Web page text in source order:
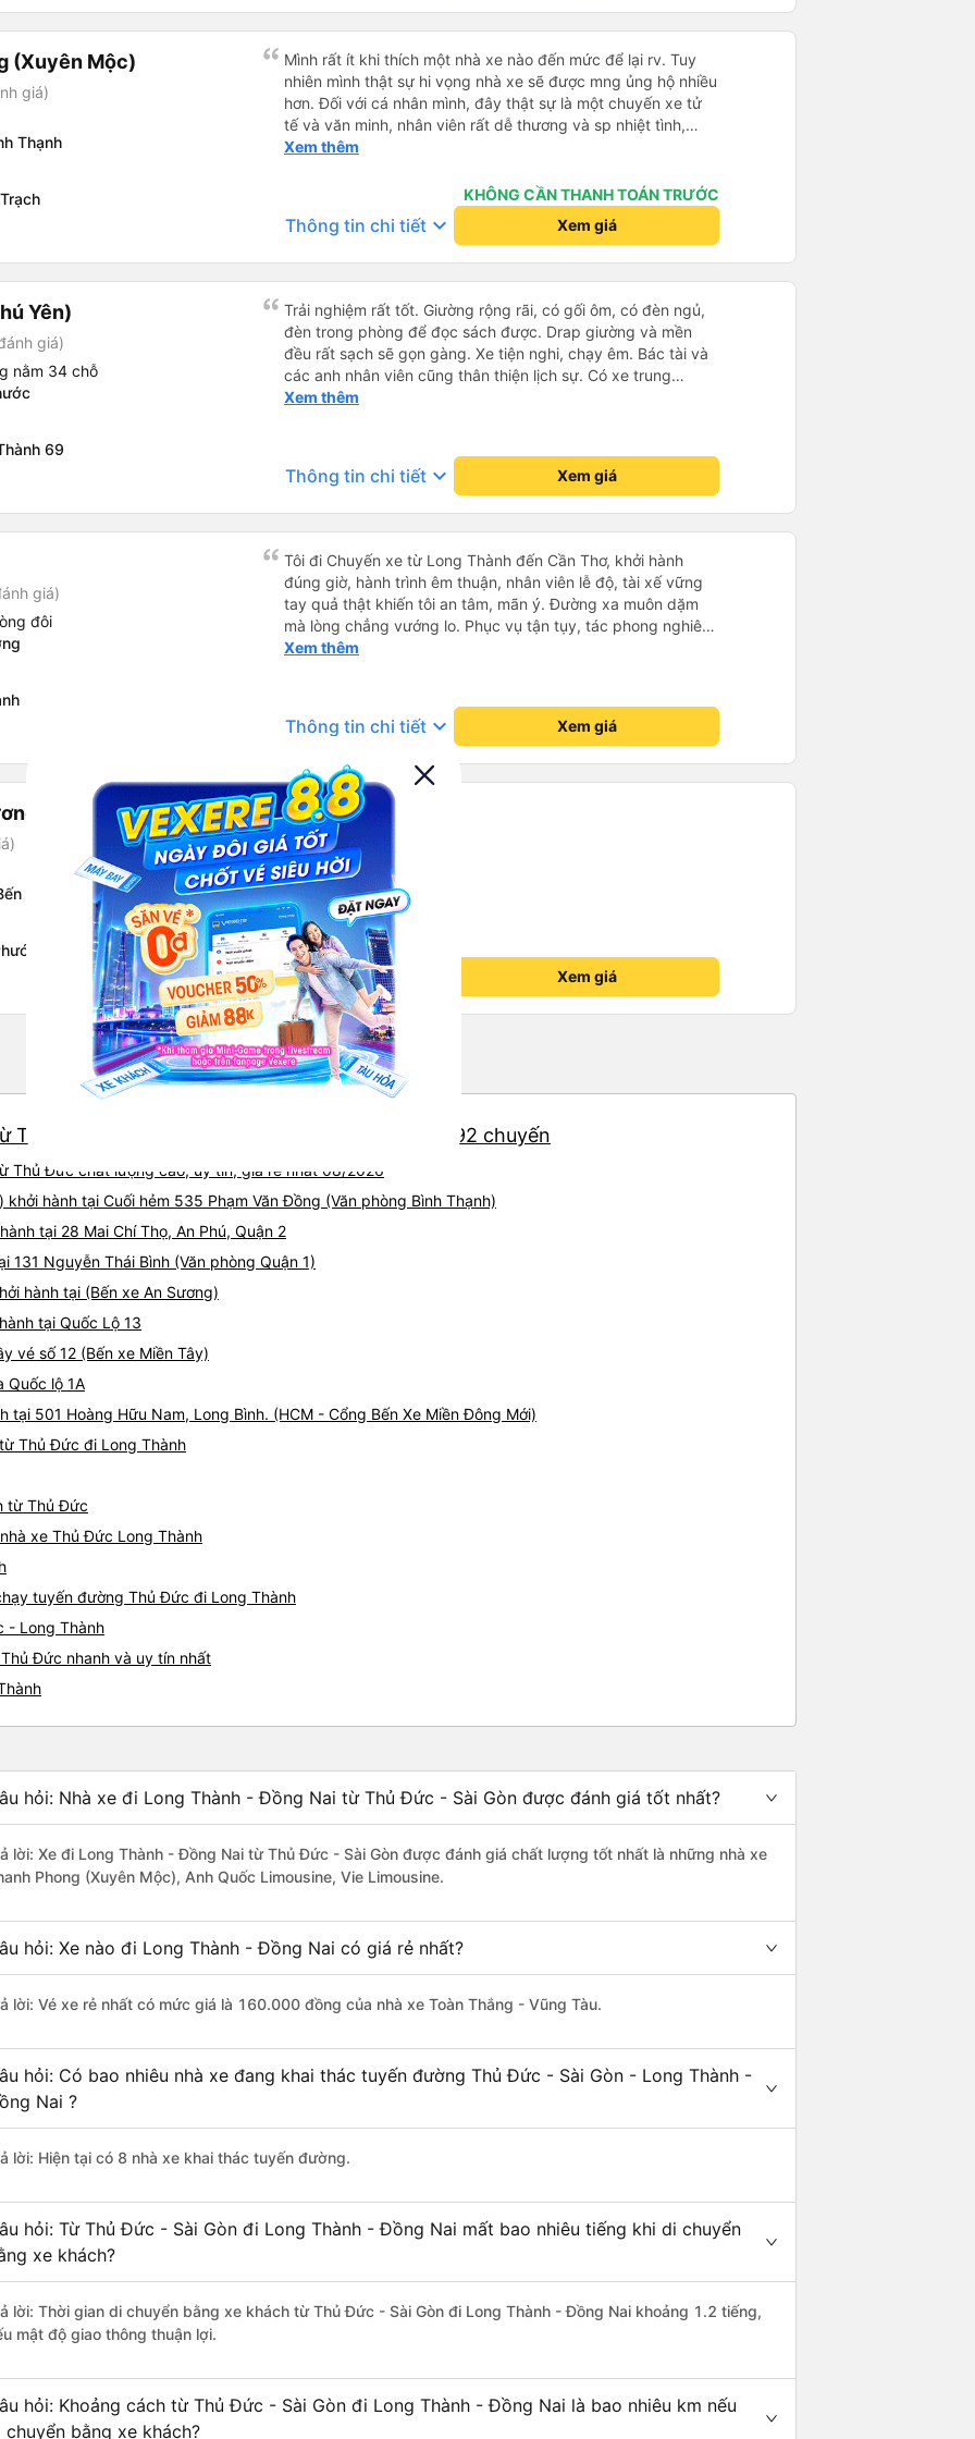
đi vệ sinh. Bạn có thể chọn tùy chọn nơi dừng lại so với dịch
vụ khác. Người lái xe rất giỏi trả khách tại căn hộ của chúng
tôi. Các nhân viên tại văn phòng có thể nói được tiếng Anh
và rất thân thiện. Tôi sẽ giới thiệu công ty dịch vụ vận tải này
cho mọi người để có chuyến đi an toàn.
có dịp đi Vùng Tàu ❤️❤️❤️
(Xuyên Mộc)
giá)
Thạnh
Mình rất ít khi thích một nhà xe nào đến mức để lại rv. Tuy
nhiên mình thật sự hi vọng nhà xe sẽ được mng ủng hộ nhiều
hơn. Đối với cá nhân mình, đây thật sự là một chuyến xe tử
tế và văn minh, nhân viên rất dễ thương và sp nhiệt tình,
chăm sóc tốt và thậm chí có ưu đãi cho hssv, chuyến xe tết
mình đã cảm mến nhà xe và con người ở đây.
Xem thêm
KHÔNG CẦN THANH TOÁN TRƯỚC
Thông tin chi tiết keyboard_arrow_down Xem giá
Yên)
giá)
nằm 34 chỗ
69
Trải nghiệm rất tốt. Giường rộng rãi, có gối ôm, có đèn ngủ,
đèn trong phòng để đọc sách được. Drap giường và mền
đều rất sạch sẽ gọn gàng. Xe tiện nghi, chạy êm. Bác tài và
các anh nhân viên cũng thân thiện lịch sự. Có xe trung
chuyển về nội thành thành phố tuy hoà rất tiện. Giá vé hợp
Xem thêm
Thông tin chi tiết keyboard_arrow_down Xem giá
giá)
đôi
Tôi đi Chuyến xe từ Long Thành đến Cần Thơ, khởi hành
đúng giờ, hành trình êm thuận, nhân viên lễ độ, tài xế vững
tay quả thật khiến tôi an tâm, mãn ý. Đường xa muôn dặm
mà lòng chẳng vướng lo. Phục vụ tận tụy, tác phong nghiêm
cẩn, hiếm thấy giữa thời buổi kim tiền vội vã. Xã hội loạn đạo.
Xem thêm
Thông tin chi tiết keyboard_arrow_down Xem giá
Xe Miền Đông Mới
Long Thành
Thông tin chi tiết Xem giá
Thủ Đức chất lượng cao và giá vé ưu đãi nhất: 192 chuyến
Thủ Đức chất lượng cao, uy tín, giá rẻ nhất 08/2026
khởi hành tại Cuối hẻm 535 Phạm Văn Đồng (Văn phòng Bình Thạnh)
tại 28 Mai Chí Thọ, An Phú, Quận 2
131 Nguyễn Thái Bình (Văn phòng Quận 1)
hành tại (Bến xe An Sương)
tại Quốc Lộ 13
vé số 12 (Bến xe Miền Tây)
Quốc lộ 1A
tại 501 Hoàng Hữu Nam, Long Bình. (HCM - Cổng Bến Xe Miền Đông Mới)
Thủ Đức đi Long Thành
từ Thủ Đức
xe Thủ Đức Long Thành
tuyến đường Thủ Đức đi Long Thành
- Long Thành
Đức nhanh và uy tín nhất
hỏi: Nhà xe đi Long Thành - Đồng Nai từ Thủ Đức - Sài Gòn được đánh giá tốt nhất?
lời: Xe đi Long Thành - Đồng Nai từ Thủ Đức - Sài Gòn được đánh giá chất lượng tốt nhất là những nhà xe
Phong (Xuyên Mộc), Anh Quốc Limousine, Vie Limousine.
hỏi: Xe nào đi Long Thành - Đồng Nai có giá rẻ nhất?
lời: Vé xe rẻ nhất có mức giá là 160.000 đồng của nhà xe Toàn Thắng - Vũng Tàu.
hỏi: Có bao nhiêu nhà xe đang khai thác tuyến đường Thủ Đức - Sài Gòn - Long Thành -
Nai ?
lời: Hiện tại có 8 nhà xe khai thác tuyến đường.
hỏi: Từ Thủ Đức - Sài Gòn đi Long Thành - Đồng Nai mất bao nhiêu tiếng khi di chuyển
xe khách?
lời: Thời gian di chuyển bằng xe khách từ Thủ Đức - Sài Gòn đi Long Thành - Đồng Nai khoảng 1.2 tiếng,
mật độ giao thông thuận lợi.
hỏi: Khoảng cách từ Thủ Đức - Sài Gòn đi Long Thành - Đồng Nai là bao nhiêu km nếu
chuyển bằng xe khách?